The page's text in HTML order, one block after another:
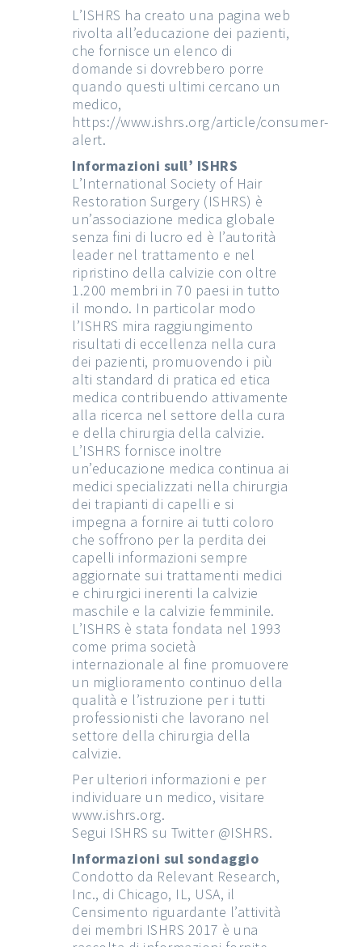
L’ISHRS ha creato una pagina web
rivolta all’educazione dei pazienti,
che fornisce un elenco di
domande si dovrebbero porre
quando questi ultimi cercano un
medico,
https://www.ishrs.org/article/consumer-
alert.
Informazioni sull’ ISHRS
L’International Society of Hair
Restoration Surgery (ISHRS) è
un’associazione medica globale
senza fini di lucro ed è l’autorità
leader nel trattamento e nel
ripristino della calvizie con oltre
1.200 membri in 70 paesi in tutto
il mondo. In particolar modo
l’ISHRS mira raggiungimento
risultati di eccellenza nella cura
dei pazienti, promuovendo i più
alti standard di pratica ed etica
medica contribuendo attivamente
alla ricerca nel settore della cura
e della chirurgia della calvizie.
L’ISHRS fornisce inoltre
un’educazione medica continua ai
medici specializzati nella chirurgia
dei trapianti di capelli e si
impegna a fornire ai tutti coloro
che soffrono per la perdita dei
capelli informazioni sempre
aggiornate sui trattamenti medici
e chirurgici inerenti la calvizie
maschile e la calvizie femminile.
L’ISHRS è stata fondata nel 1993
come prima società
internazionale al fine promuovere
un miglioramento continuo della
qualità e l’istruzione per i tutti
professionisti che lavorano nel
settore della chirurgia della
calvizie.
Per ulteriori informazioni e per
individuare un medico, visitare
www.ishrs.org.
Segui ISHRS su Twitter @ISHRS.
Informazioni sul sondaggio
Condotto da Relevant Research,
Inc., di Chicago, IL, USA, il
Censimento riguardante l’attività
dei membri ISHRS 2017 è una